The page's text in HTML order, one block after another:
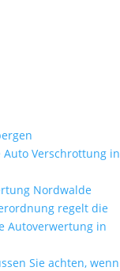
Auto Verschrottung in
Nordwalde
regelt die
Autoverwertung in
Sie achten,